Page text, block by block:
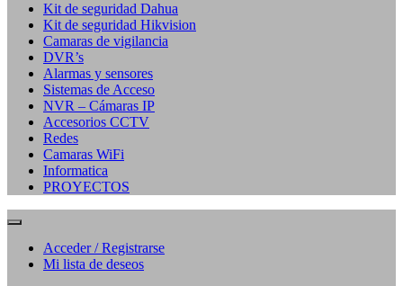
Kit de seguridad Dahua
Kit de seguridad Hikvision
Camaras de vigilancia
DVR’s
Alarmas y sensores
Sistemas de Acceso
NVR – Cámaras IP
Accesorios CCTV
Redes
Camaras WiFi
Informatica
PROYECTOS
Acceder / Registrarse
Mi lista de deseos